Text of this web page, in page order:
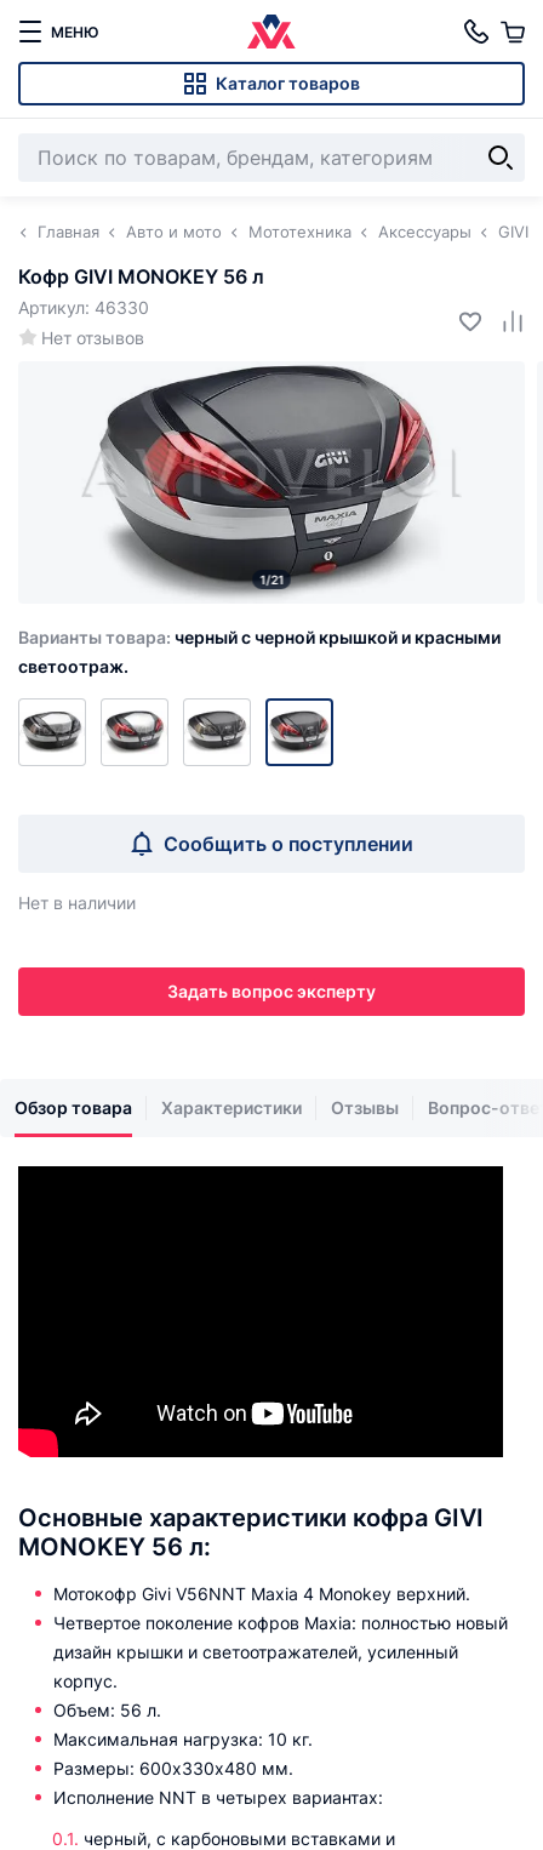
МЕНЮ
Каталог товаров
Главная Авто и мото Мототехника Аксессуары GIVI
Кофр GIVI MONOKEY 56 л
Нет отзывов
Артикул: 46330
1/21
Варианты товара: черный с черной крышкой и красными
светоотраж.
Сообщить о поступлении
Нет в наличии
Задать вопрос эксперту
Обзор товара Характеристики Отзывы Вопрос-
Основные характеристики кофра GIVI
MONOKEY 56 л:
Мотокофр Givi V56NNT Maxia 4 Monokey верхний.
Четвертое поколение кофров Maxia: полностью новый
дизайн крышки и светоотражателей, усиленный
корпус.
Объем: 56 л.
Максимальная нагрузка: 10 кг.
Размеры: 600х330х480 мм.
Исполнение NNT в четырех вариантах:
черный, с карбоновыми вставками и